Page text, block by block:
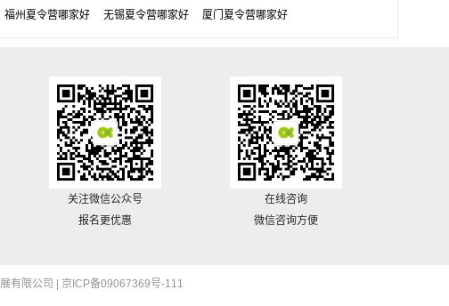
福州夏令营哪家好 无锡夏令营哪家好 厦门夏令营哪家好
关注微信公众号
报名更优惠
在线咨询
微信咨询方便
有限公司 | 京ICP备09067369号-111